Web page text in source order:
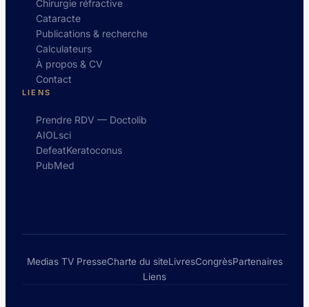
Chirurgie réfractive
Cataracte
Publications & recherche
Calculateurs
À propos & CV
Contact
LIENS
Prendre RDV — Doctolib
AIOLsci
DefeatKeratoconus
PubMed
Medias TV PresseCharte du siteLivresCongrèsPartenaires
Liens